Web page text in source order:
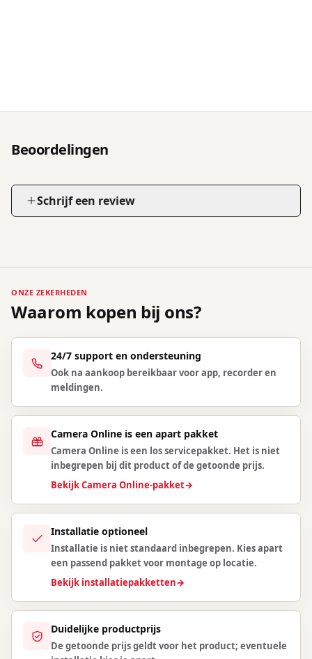
Beoordelingen
Schrijf een review
ONZE ZEKERHEDEN
Waarom kopen bij ons?
24/7 support en ondersteuning
Ook na aankoop bereikbaar voor app, recorder en
meldingen.
Camera Online is een apart pakket
Camera Online is een los servicepakket. Het is niet
inbegrepen bij dit product of de getoonde prijs.
Bekijk Camera Online-pakket→
Installatie optioneel
Installatie is niet standaard inbegrepen. Kies apart
een passend pakket voor montage op locatie.
Bekijk installatiepakketten→
Duidelijke productprijs
De getoonde prijs geldt voor het product; eventuele